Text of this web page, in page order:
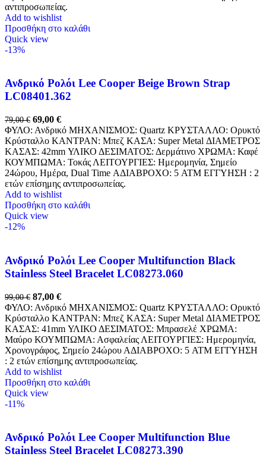
αντιπροσωπείας.
Add to wishlist
Προσθήκη στο καλάθι
Quick view
-13%
Ανδρικό Ρολόι Lee Cooper Beige Brown Strap
LC08401.362
79,00€ 69,00 €
ΦΥΛΟ: Ανδρικό ΜΗΧΑΝΙΣΜΟΣ: Quartz ΚΡΥΣΤΑΛΛΟ: Ορυκτό
Κρύσταλλο ΚΑΝΤΡΑΝ: Μπεζ ΚΑΣΑ: Super Metal ΔΙΑΜΕΤΡΟΣ
ΚΑΣΑΣ: 42mm ΥΛΙΚΟ ΔΕΣΙΜΑΤΟΣ: Δερμάτινο ΧΡΩΜΑ: Καφέ
ΚΟΥΜΠΩΜΑ: Τοκάς ΛΕΙΤΟΥΡΓΙΕΣ: Ημερομηνία, Σημείο
24ώρου, Ημέρα, Dual Time ΑΔΙΑΒΡΟΧΟ: 5 ATM ΕΓΓΥΗΣΗ : 2
ετών επίσημης αντιπροσωπείας.
Add to wishlist
Προσθήκη στο καλάθι
Quick view
-12%
Ανδρικό Ρολόι Lee Cooper Multifunction Black
Stainless Steel Bracelet LC08273.060
99,00€ 87,00 €
ΦΥΛΟ: Ανδρικό ΜΗΧΑΝΙΣΜΟΣ: Quartz ΚΡΥΣΤΑΛΛΟ: Ορυκτό
Κρύσταλλο ΚΑΝΤΡΑΝ: Μπεζ ΚΑΣΑ: Super Metal ΔΙΑΜΕΤΡΟΣ
ΚΑΣΑΣ: 41mm ΥΛΙΚΟ ΔΕΣΙΜΑΤΟΣ: Μπρασελέ ΧΡΩΜΑ:
Μαύρο ΚΟΥΜΠΩΜΑ: Ασφαλείας ΛΕΙΤΟΥΡΓΙΕΣ: Ημερομηνία,
Χρονογράφος, Σημείο 24ώρου ΑΔΙΑΒΡΟΧΟ: 5 ATM ΕΓΓΥΗΣΗ
: 2 ετών επίσημης αντιπροσωπείας.
Add to wishlist
Προσθήκη στο καλάθι
Quick view
-11%
Ανδρικό Ρολόι Lee Cooper Multifunction Blue
Stainless Steel Bracelet LC08273.390